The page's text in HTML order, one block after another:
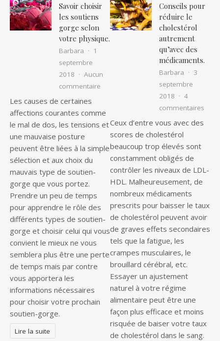
Savoir choisir
les soutiens
gorge selon
votre physique.
Barbara
1
septembre
2018
Aucun
commentaire sur Savoir choisir les soutiens gorge
Les causes de certaines
affections courantes comme
le mal de dos, les tensions et
une mauvaise posture
peuvent être liées à la simple
sélection et aux choix du
mauvais type de soutien-
gorge que vous portez.
Prendre un peu de temps
pour apprendre le rôle des
différents types de soutien-
gorge et choisir celui qui vous
convient le mieux ne vous
semblera plus être une perte
de temps mais par contre
vous apportera les
informations nécessaires
pour choisir votre prochain
soutien-gorge.
Lire la suite
Conseils pour
réduire le
cholestérol
autrement
qu’avec des
médicaments.
Barbara
3
septembre
2018
4
commentaires
Ceux d’entre vous avec des
scores de cholestérol
beaucoup trop élevés sont
constamment obligés de
contrôler les niveaux de LDL-
HDL. Malheureusement, de
nombreux médicaments
prescrits pour baisser le taux
de cholestérol peuvent avoir
de graves effets secondaires
tels que la fatigue, les
crampes musculaires, le
brouillard cérébral, etc.
Essayer un ajustement
naturel à votre régime
alimentaire peut être une
façon plus efficace et moins
risquée de baiser votre taux
de cholestérol dans le sang.